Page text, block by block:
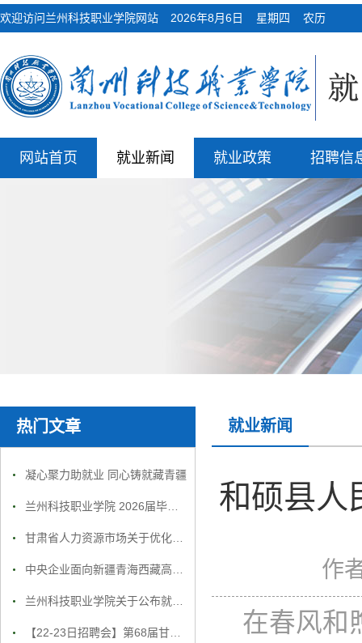
欢迎访问兰州科技职业学院网站 2026年8月6日 星期四 农历
网站首页 就业新闻 就业政策 招聘信
热门文章
凝心聚力助就业 同心铸就藏青疆
就业新闻
和硕县人
作
在春风和